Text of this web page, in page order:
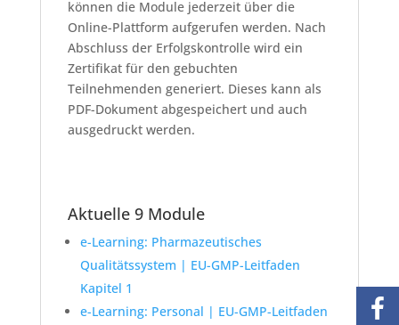
können die Module jederzeit über die
Online-Plattform aufgerufen werden. Nach
Abschluss der Erfolgskontrolle wird ein
Zertifikat für den gebuchten
Teilnehmenden generiert. Dieses kann als
PDF-Dokument abgespeichert und auch
ausgedruckt werden.
Aktuelle 9 Module
e-Learning: Pharmazeutisches
Qualitätssystem | EU-GMP-Leitfaden
Kapitel 1
e-Learning: Personal | EU-GMP-Leitfaden